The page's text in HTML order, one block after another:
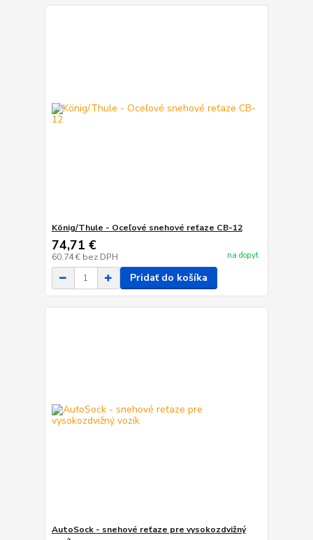
König/Thule - Oceľové snehové reťaze CB-12
74,71 €
60,74 € bez DPH na dopyt
Pridať do košíka
AutoSock - snehové reťaze pre vysokozdvižný